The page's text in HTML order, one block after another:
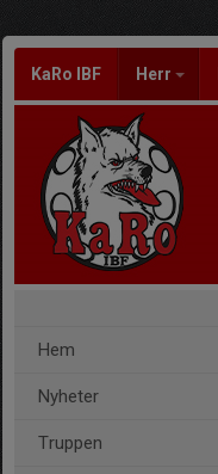
KaRo IBF Herr
Hem
Nyheter
Truppen